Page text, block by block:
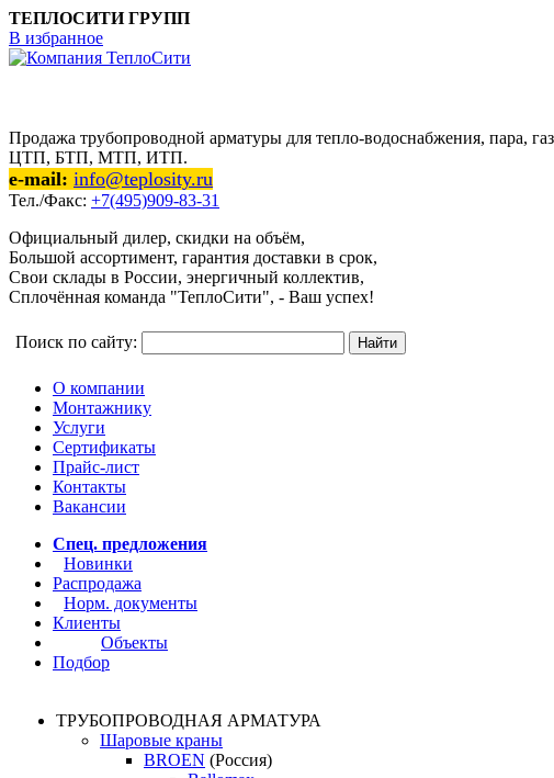
ТЕПЛОСИТИ ГРУПП
В избранное
Продажа трубопроводной арматуры для тепло-водоснабжения, пара,
ЦТП, БТП, МТП, ИТП.
e-mail: info@teplosity.ru
Тел./Факс: +7(495)909-83-31
Официальный дилер, скидки на объём,
Большой ассортимент, гарантия доставки в срок,
Свои склады в России, энергичный коллектив,
Сплочённая команда "ТеплоСити", - Ваш успех!
Поиск по сайту:
О компании
Монтажнику
Услуги
Сертификаты
Прайс-лист
Контакты
Вакансии
Спец. предложения
Новинки
Распродажа
Норм. документы
Клиенты
Объекты
Подбор
ТРУБОПРОВОДНАЯ АРМАТУРА
Шаровые краны
BROEN (Россия)